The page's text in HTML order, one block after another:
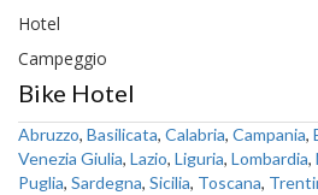
Hotel
Campeggio
Bike Hotel
Abruzzo, Basilicata, Calabria, Campania,
Venezia Giulia, Lazio, Liguria, Lombardia,
Puglia, Sardegna, Sicilia, Toscana,